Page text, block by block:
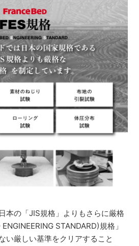
本の「JIS規格」よりもさらに厳格
STANDARD)規格」
い厳しい基準をクリアすること